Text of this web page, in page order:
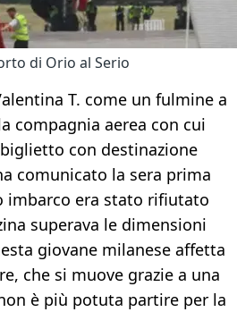
di Orio al Serio
T. come un fulmine a
compagnia aerea con cui
con destinazione
comunicato la sera prima
imbarco era stato rifiutato
superava le dimensioni
giovane milanese affetta
che si muove grazie a una
è più potuta partire per la